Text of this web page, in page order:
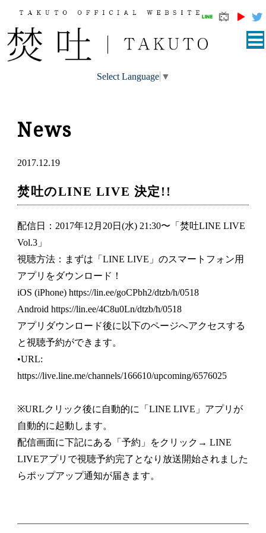
Select Language ▼
News
2017.12.19
焚吐のLINE LIVE 決定!!
配信日：2017年12月20日(水) 21:30〜「焚吐LINE LIVE
Vol.3」
視聴方法：まずは「LINE LIVE」のスマートフォン用
アプリをダウンロード！
iOS (iPhone) https://lin.ee/goCPbh2/dtzb/h/0518
Android https://lin.ee/4C8u0Ln/dtzb/h/0518
アプリダウンロード後に以下のページへアクセスする
と視聴予約ができます。
•URL:
https://live.line.me/channels/166610/upcoming/6576025
※URLクリック後に自動的に「LINE LIVE」アプリが
自動的に起動します。
配信画面に下記にある「予約」をクリック→ LINE
LIVEアプリで視聴予約完了となり放送開始されました
らポップアップ通知が届きます。